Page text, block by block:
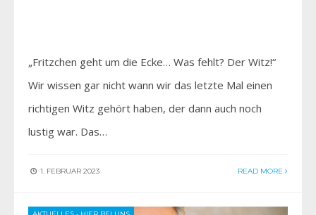
„Fritzchen geht um die Ecke… Was fehlt? Der Witz!“
Wir wissen gar nicht wann wir das letzte Mal einen
richtigen Witz gehört haben, der dann auch noch
lustig war. Das…
1. FEBRUAR 2023 READ MORE